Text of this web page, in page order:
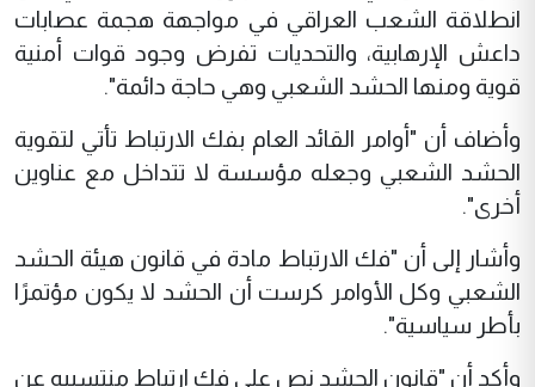
انطلاقة الشعب العراقي في مواجهة هجمة عصابات
داعش الإرهابية، والتحديات تفرض وجود قوات أمنية
قوية ومنها الحشد الشعبي وهي حاجة دائمة".
وأضاف أن "أوامر القائد العام بفك الارتباط تأتي لتقوية
الحشد الشعبي وجعله مؤسسة لا تتداخل مع عناوين
أخرى".
وأشار إلى أن "فك الارتباط مادة في قانون هيئة الحشد
الشعبي وكل الأوامر كرست أن الحشد لا يكون مؤتمرًا
بأطر سياسية".
وأكد أن "قانون الحشد نص على فك ارتباط منتسبيه عن